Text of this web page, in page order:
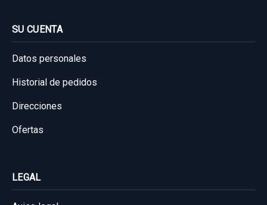
SU CUENTA
Datos personales
Historial de pedidos
Direcciones
Ofertas
LEGAL